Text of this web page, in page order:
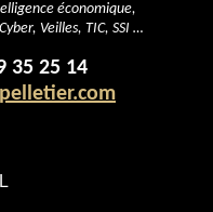
économique,
Veilles, TIC, SSI …
35 25 14